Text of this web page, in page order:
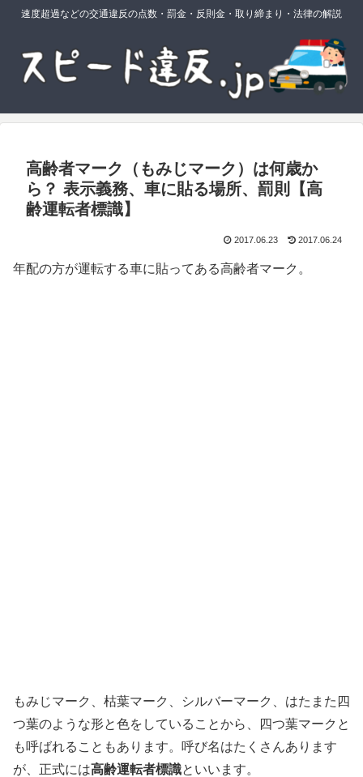
速度超過などの交通違反の点数・罰金・反則金・取り締まり・法律の解説
高齢者マーク（もみじマーク）は何歳か
ら？ 表示義務、車に貼る場所、罰則【高
齢運転者標識】
2017.06.23 2017.06.24
年配の方が運転する車に貼ってある高齢者マーク。
もみじマーク、枯葉マーク、シルバーマーク、はたまた四
つ葉のような形と色をしていることから、四つ葉マークと
も呼ばれることもあります。呼び名はたくさんあります
が、正式には高齢運転者標識といいます。